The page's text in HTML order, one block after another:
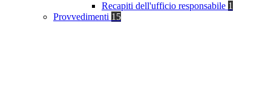
Recapiti dell'ufficio responsabile 1
Provvedimenti 15